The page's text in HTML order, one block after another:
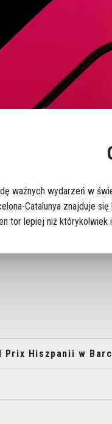
ważnych wydarzeń w
Catalunya znajduje
tor lepiej niż
Hiszpanii w